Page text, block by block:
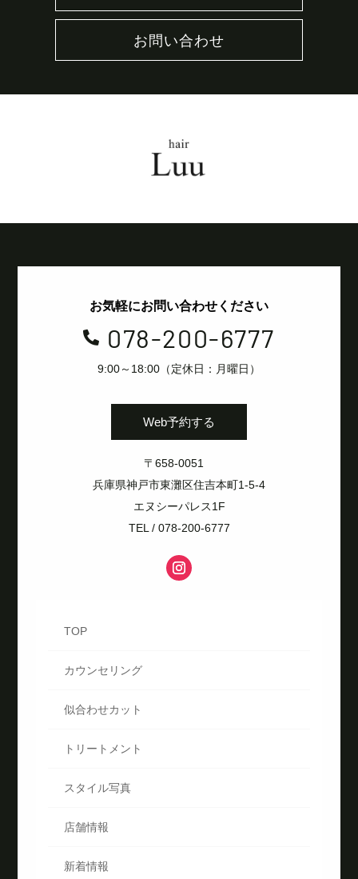
お問い合わせ
お気軽にお問い合わせください
 078-200-6777
9:00～18:00（定休日：月曜日）
Web予約する
〒658-0051
兵庫県神戸市東灘区住吉本町1-5-4
エヌシーパレス1F
TEL / 078-200-6777
TOP
カウンセリング
似合わせカット
トリートメント
スタイル写真
店舗情報
新着情報